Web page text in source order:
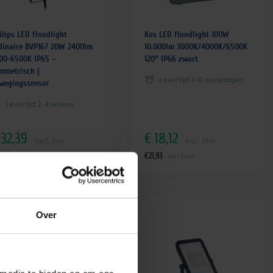
Over
LED floodlight
BVP167 20W 2400lm
6500K IP65 –
|
Levertijd 2-4 weken
32,39
Kos LED floodlight 100W
10.000lm 3000K/4000K/6500K
120° IP66 zwart
Levertijd 4-6 werkdagen
€ 18,12
€21,93